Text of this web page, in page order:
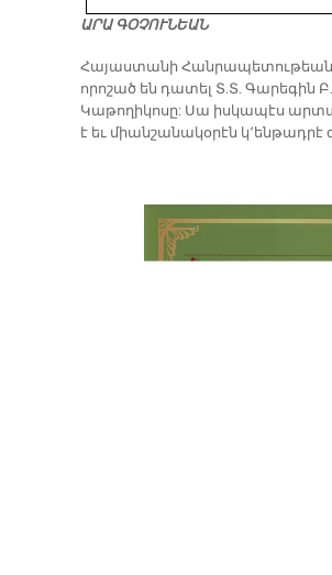
ԱՐԱ ԳՕՉՈՒՆԵԱՆ
​Հայաստանի Հանրապետութեան
որոշած են դատել Տ.Տ. Գարեգին
Կաթողիկոսը: Սա իսկապէս
է եւ միանշանակօրէն կ՚ենթադրէ